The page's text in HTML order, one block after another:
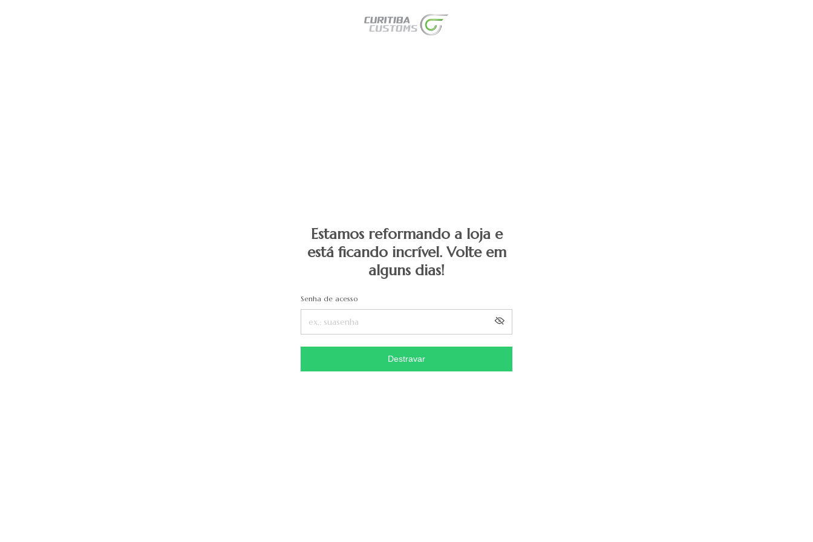
Estamos reformando a loja e
está ficando incrível. Volte em
alguns dias!
Senha de acesso
Destravar